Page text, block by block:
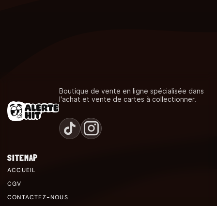
Boutique de vente en ligne spécialisée dans
l'achat et vente de cartes à collectionner.
SITEMAP
ACCUEIL
CGV
CONTACTEZ-NOUS